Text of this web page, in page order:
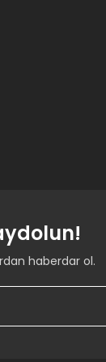
haberdar ol.